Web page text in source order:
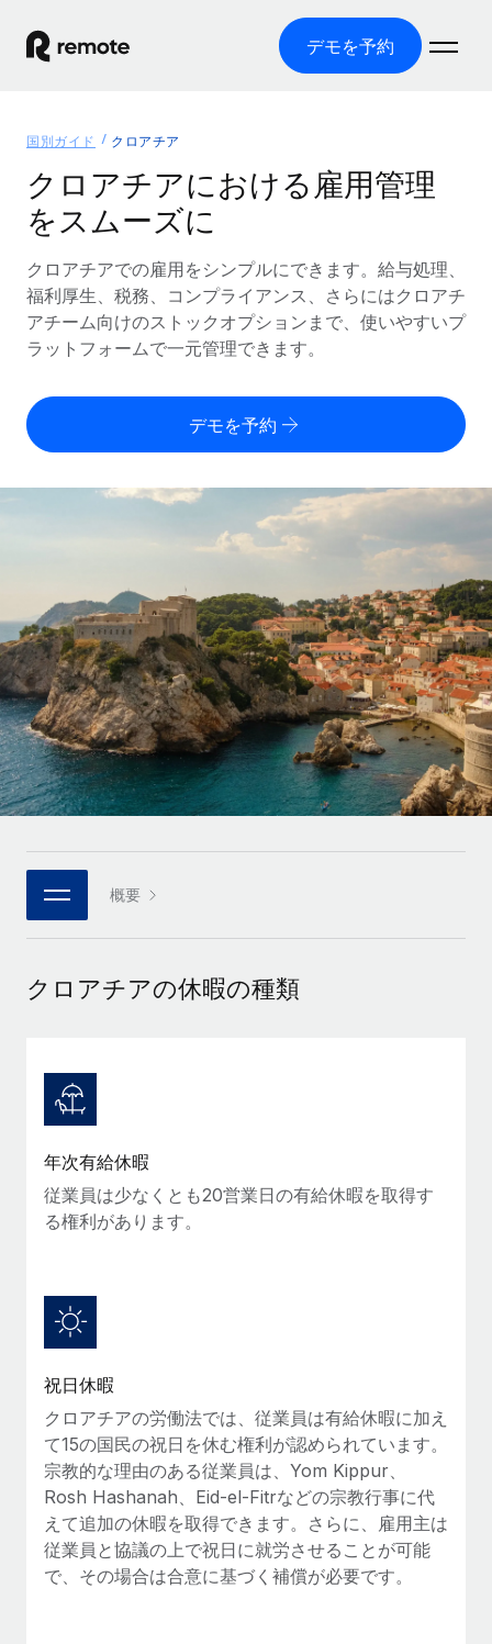
デモを予約
グローバル雇用
グローバル給与処理
コンプライアンス対応の給与処理を手軽に
Employer of Record（EOR）
グローバル展開をコストをかけずに実現
Contractor of Record
世界中の契約社員と法令を遵守して契約
世界中の契約社員をオンボーディングし、管理
インフラ
Remote統合
人事機能をワークフローにシームレスに統合する
プラットフォーム
チームのための人事の基本機能を内蔵
接続 新しい
当社のMCPを使用して、あらゆるAIツールをRemoteに接続
統合
基本的なビジネスツールを活用して業務プロセスを効率化す
グローバル人事・コンプライアンスの専門サポート
候補者の選考プロセスをシンプルに
Compliance Watchtower
コンプライアンスリスクを先回りして対応
ITデバイスを世界規模で提供・管理
法令順守した法人をスピーディに設立
移住・転勤
従業員の異動をスムーズに
福利厚生
従業員の福利厚生を簡単に管理
ソリューション
各国の制度に対応
国別ガイド
/国別のグローバル雇用支援を検索する
Remoteを他社と比較
スタートアップ
成長中の企業向けのアジャイルなグローバルHR・給与処理ソ
リューション
ミッドマーケット
カスタマイズされた人事ソリューションでチームを拡大する
企業
大企業向けのグローバルHR
パートナーに登録
戦略的テクノロジーパートナー
グローバルな人事機能を柔軟に自社プラットフォームへ統合
当社とのパートナーシップの可能性を検討する
リソース
ツールと計算ツール
従業員コスト計算ツール
契約社員の報酬計算ツール
グローバルな契約社員向けに、通貨オプションと支払スピー
REMOTEで学習
リサーチおよびガイド
活用事例
HR用語集
チェックリストおよびテンプレート
職務内容ライブラリ
ウェビナー
イベント
ニュースルーム
情報センター
サポートを依頼する
すべてのリソースを表示する
ブログ
EORおよびPEO
ブログを読む
ブログ
Remoteの製品アップデート：GustoとXeroの統合お
価格
English
Deutsch
Español
Italiano
Português (Portugal)
日本語
한국어
ログイン
国別ガイド クロアチア
クロアチアにおける雇用管理
をスムーズに
クロアチアでの雇用をシンプルにできます。給与処理、
福利厚生、税務、コンプライアンス、さらにはクロアチ
アチーム向けのストックオプションまで、使いやすいプ
ラットフォームで一元管理できます。
デモを予約
概要
クロアチアの休暇の種類
年次有給休暇
従業員は少なくとも20営業日の有給休暇を取得す
る権利があります。
祝日休暇
クロアチアの労働法では、従業員は有給休暇に加え
て15の国民の祝日を休む権利が認められています。
宗教的な理由のある従業員は、Yom Kippur、
Rosh Hashanah、Eid-el-Fitrなどの宗教行事に代
えて追加の休暇を取得できます。さらに、雇用主は
従業員と協議の上で祝日に就労させることが可能
で、その場合は合意に基づく補償が必要です。